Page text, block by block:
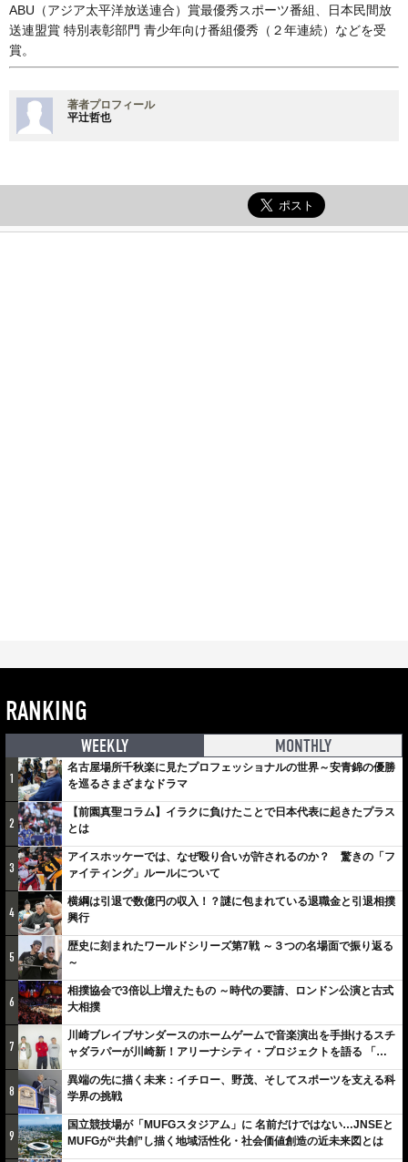
ABU（アジア太平洋放送連合）賞最優秀スポーツ番組、日本民間放
送連盟賞 特別表彰部門 青少年向け番組優秀（２年連続）などを受
賞。
著者プロフィール
平辻哲也
RANKING
WEEKLY MONTHLY
1
名古屋場所千秋楽に見たプロフェッショナルの世界～安青錦の優勝
を巡るさまざまなドラマ
2
【前園真聖コラム】イラクに負けたことで日本代表に起きたプラス
とは
3
アイスホッケーでは、なぜ殴り合いが許されるのか？ 驚きの「フ
ァイティング」ルールについて
4
横綱は引退で数億円の収入！？謎に包まれている退職金と引退相撲
興行
5
歴史に刻まれたワールドシリーズ第7戦 ～３つの名場面で振り返る
～
6
相撲協会で3倍以上増えたもの ～時代の要請、ロンドン公演と古式
大相撲
7
川崎ブレイブサンダースのホームゲームで音楽演出を手掛けるスチ
ャダラパーが川崎新！アリーナシティ・プロジェクトを語る 「楽
しみでしかないでしょ。川崎は、ずっと成長曲線だから」
8
異端の先に描く未来：イチロー、野茂、そしてスポーツを支える科
学界の挑戦
9
国立競技場が「MUFGスタジアム」に 名前だけではない…JNSEと
MUFGが“共創”し描く地域活性化・社会価値創造の近未来図とは